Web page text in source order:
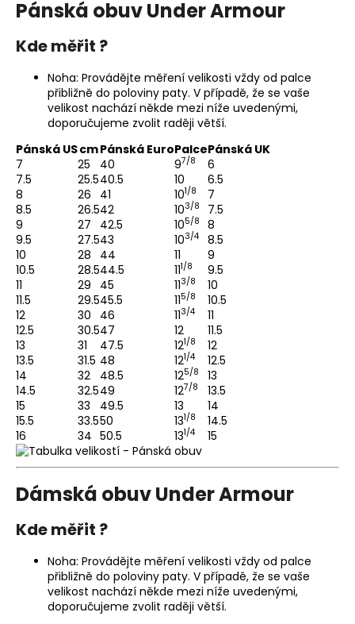
Pánská obuv Under Armour
Kde měřit ?
Noha: Provádějte měření velikosti vždy od palce
přibližně do poloviny paty. V případě, že se vaše
velikost nachází někde mezi níže uvedenými,
doporučujeme zvolit raději větší.
Pánská UScmPánská EuroPalcePánská UK
7
25 40 97/8
6
7.5
25.540.5 10
6.5
8
26 41 101/8
7
8.5
26.542 103/8
7.5
9
27 42.5 105/8
8
9.5
27.543 103/4
8.5
10
28 44 11
9
10.5
28.544.5 111/8
9.5
11
29 45 113/8
10
11.5
29.545.5 115/8
10.5
12
30 46 113/4
11
12.5
30.547 12
11.5
13
31 47.5 121/8
12
13.5
31.5 48 121/4
12.5
14
32 48.5 125/8
13
14.5
32.549 127/8
13.5
15
33 49.5 13
14
15.5
33.550 131/8
14.5
16
34 50.5 131/4 15
Dámská obuv Under Armour
Kde měřit ?
Noha: Provádějte měření velikosti vždy od palce
přibližně do poloviny paty. V případě, že se vaše
velikost nachází někde mezi níže uvedenými,
doporučujeme zvolit raději větší.